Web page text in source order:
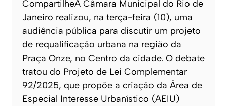
CompartilheA Câmara Municipal do Rio de
Janeiro realizou, na terça-feira (10), uma
audiência pública para discutir um projeto
de requalificação urbana na região da
Praça Onze, no Centro da cidade. O debate
tratou do Projeto de Lei Complementar
92/2025, que propõe a criação da Área de
Especial Interesse Urbanístico (AEIU)